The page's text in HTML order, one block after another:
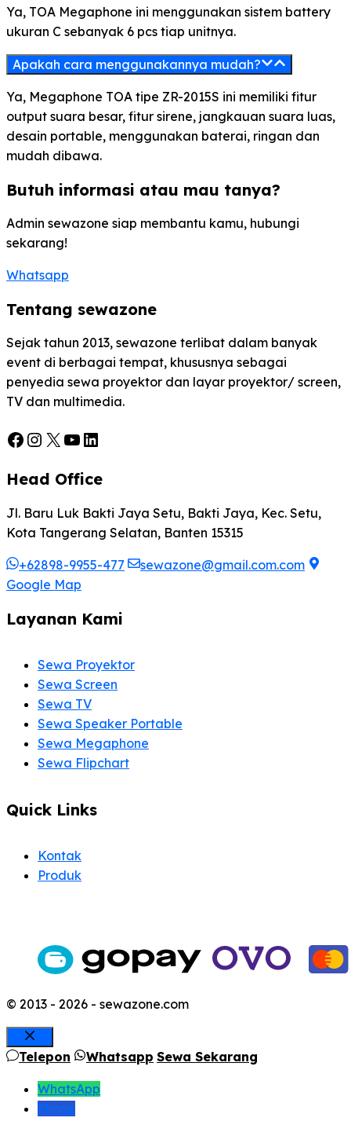
Ya, TOA Megaphone ini menggunakan sistem battery
ukuran C sebanyak 6 pcs tiap unitnya.
Apakah cara menggunakannya mudah?
Ya, Megaphone TOA tipe ZR-2015S ini memiliki fitur
output suara besar, fitur sirene, jangkauan suara luas,
desain portable, menggunakan baterai, ringan dan
mudah dibawa.
Butuh informasi atau mau tanya?
Admin sewazone siap membantu kamu, hubungi
sekarang!
Whatsapp
Tentang sewazone
Sejak tahun 2013, sewazone terlibat dalam banyak
event di berbagai tempat, khususnya sebagai
penyedia sewa proyektor dan layar proyektor/ screen,
TV dan multimedia.
Facebook
Instagram
X YouTube
LinkedIn
Head Office
Jl. Baru Luk Bakti Jaya Setu, Bakti Jaya, Kec. Setu,
Kota Tangerang Selatan, Banten 15315
+62898-9955-477
sewazone@gmail.com.com
Google Map
Layanan Kami
Sewa Proyektor
Sewa Screen
Sewa TV
Sewa Speaker Portable
Sewa Megaphone
Sewa Flipchart
Quick Links
Kontak
Produk
© 2013 - 2026 - sewazone.com
Close
Telepon Whatsapp Sewa Sekarang
WhatsApp
Phone